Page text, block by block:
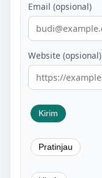
Email (opsional)
Website (opsional)